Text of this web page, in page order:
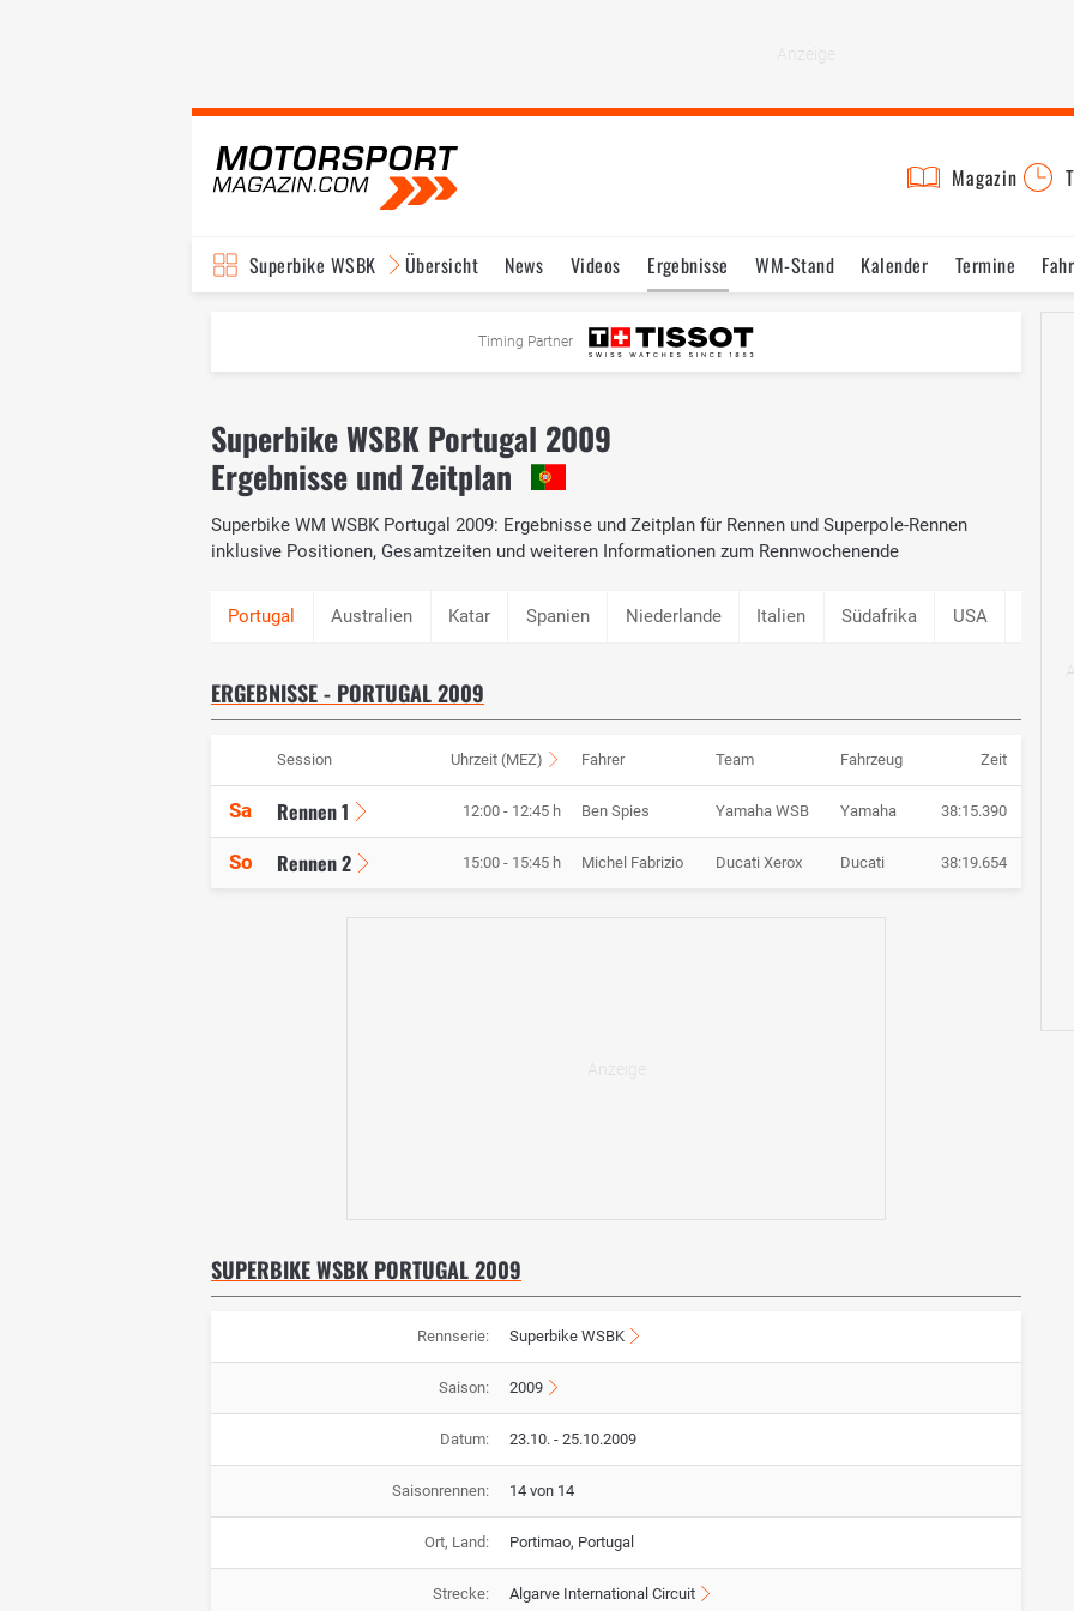
Magazin
Superbike WSBK Übersicht News Videos Ergebnisse WM-Stand Kalender Termine
Timing Partner
Superbike WSBK Portugal 2009
Ergebnisse und Zeitplan
Superbike WM WSBK Portugal 2009: Ergebnisse und Zeitplan für Rennen und Superpole-Rennen
inklusive Positionen, Gesamtzeiten und weiteren Informationen zum Rennwochenende
Australien Katar Spanien Niederlande Italien Südafrika USA
ERGEBNISSE - PORTUGAL 2009
Session Uhrzeit (MEZ) Fahrer Team Fahrzeug Zeit
Sa Rennen 1 12:00 - 12:45 h Ben Spies Yamaha WSB Yamaha 38:15.390
So Rennen 2 15:00 - 15:45 h Michel Fabrizio Ducati Xerox Ducati 38:19.654
SUPERBIKE WSBK PORTUGAL 2009
Rennserie: Superbike WSBK
Saison: 2009
Datum: 23.10. - 25.10.2009
Saisonrennen: 14 von 14
Ort, Land: Portimao, Portugal
Strecke: Algarve International Circuit